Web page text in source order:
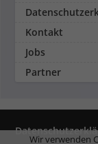
Kontakt
Jobs
Partner
Wir verwenden